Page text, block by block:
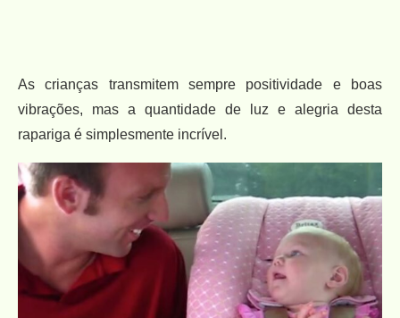
As crianças transmitem sempre positividade e boas
vibrações, mas a quantidade de luz e alegria desta
rapariga é simplesmente incrível.